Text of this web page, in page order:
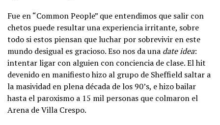
Fue en “Common People” que entendimos que salir con
chetos puede resultar una experiencia irritante, sobre
todo si estos piensan que luchar por sobrevivir en este
mundo desigual es gracioso. Eso nos da una date idea:
intentar ligar con alguien con conciencia de clase. El hit
devenido en manifiesto hizo al grupo de Sheffield saltar a
la masividad en plena década de los 90’s, e hizo bailar
hasta el paroxismo a 15 mil personas que colmaron el
Arena de Villa Crespo.